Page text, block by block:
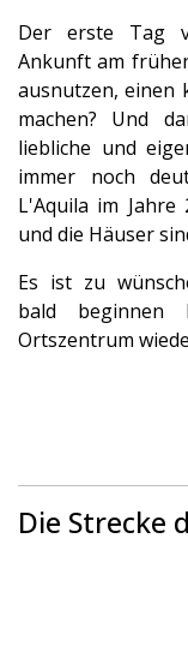
Der erste Tag
Ankunft am
ausnutzen, einen
machen? Und
liebliche und
immer noch
L'Aquila im Jahre
und die Häuser
Es ist zu
bald beginnen
Ortszentrum
Die Strecke